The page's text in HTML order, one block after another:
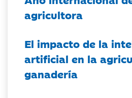
agricultora
El impacto de la
artificial en la
ganadería